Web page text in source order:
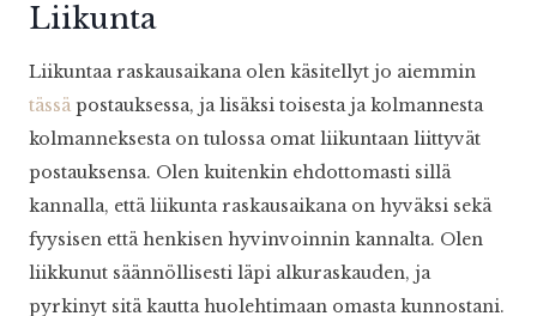
Liikunta
Liikuntaa raskausaikana olen käsitellyt jo aiemmin
tässä postauksessa, ja lisäksi toisesta ja kolmannesta
kolmanneksesta on tulossa omat liikuntaan liittyvät
postauksensa. Olen kuitenkin ehdottomasti sillä
kannalla, että liikunta raskausaikana on hyväksi sekä
fyysisen että henkisen hyvinvoinnin kannalta. Olen
liikkunut säännöllisesti läpi alkuraskauden, ja
pyrkinyt sitä kautta huolehtimaan omasta kunnostani.